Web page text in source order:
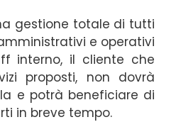
gestione totale di tutti
e operativi
interno, il cliente che
proposti, non dovrà
e potrà beneficiare di
in breve tempo.